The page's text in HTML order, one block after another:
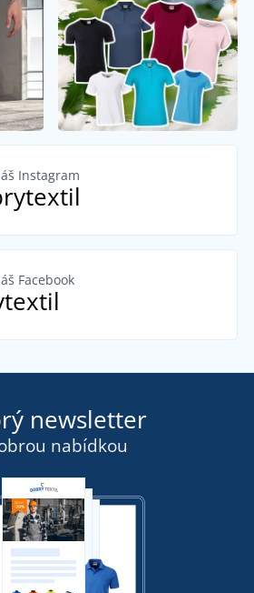
Instagram
Facebook
newsletter
nabídkou